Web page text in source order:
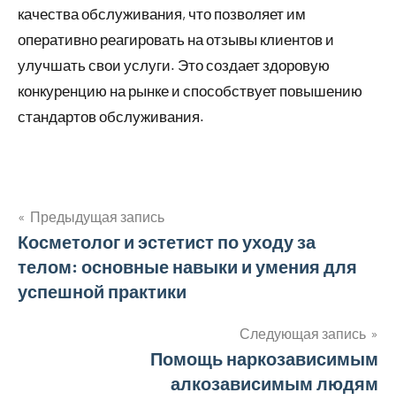
качества обслуживания, что позволяет им
оперативно реагировать на отзывы клиентов и
улучшать свои услуги. Это создает здоровую
конкуренцию на рынке и способствует повышению
стандартов обслуживания.
Навигация
по
Предыдущая запись
Косметолог и эстетист по уходу за
телом: основные навыки и умения для
успешной практики
Следующая запись
Помощь наркозависимым
алкозависимым людям